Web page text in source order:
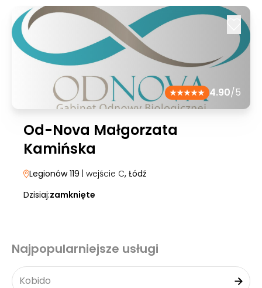
4.90/5
Od-Nova Małgorzata
Kamińska
Legionów 119 | wejście C, Łódź
Dzisiaj:zamknięte
Najpopularniejsze usługi
Kobido